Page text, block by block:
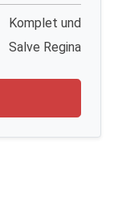
Komplet und
Salve Regina